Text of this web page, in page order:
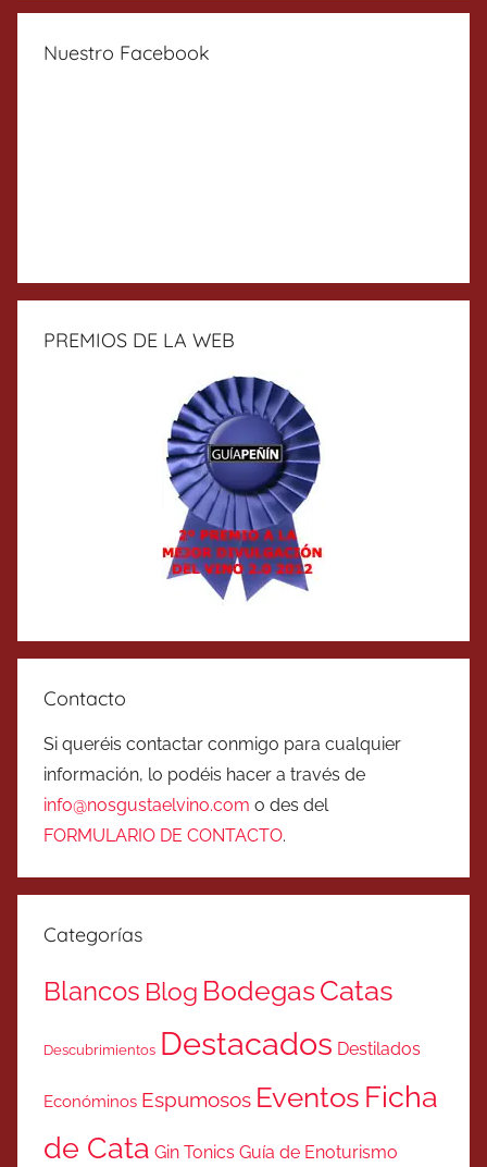
Nuestro Facebook
PREMIOS DE LA WEB
Contacto
Si queréis contactar conmigo para cualquier
información, lo podéis hacer a través de
info@nosgustaelvino.com o des del
FORMULARIO DE CONTACTO.
Categorías
Blancos Blog BodegasCatas
Descubrimientos Destacados Destilados
Económinos Espumosos Eventos Ficha
de Cata Gin Tonics Guía de Enoturismo